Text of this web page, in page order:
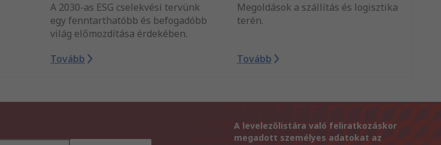
A 2030-as ESG cselekvési tervünk
egy fenntarthatóbb és befogadóbb
világ előmozdítása érdekében.
Tovább
Megoldások a szállítás és logisztika
terén.
Tovább
A levelezőlistára való feliratkozáskor
megadott személyes adatokat az